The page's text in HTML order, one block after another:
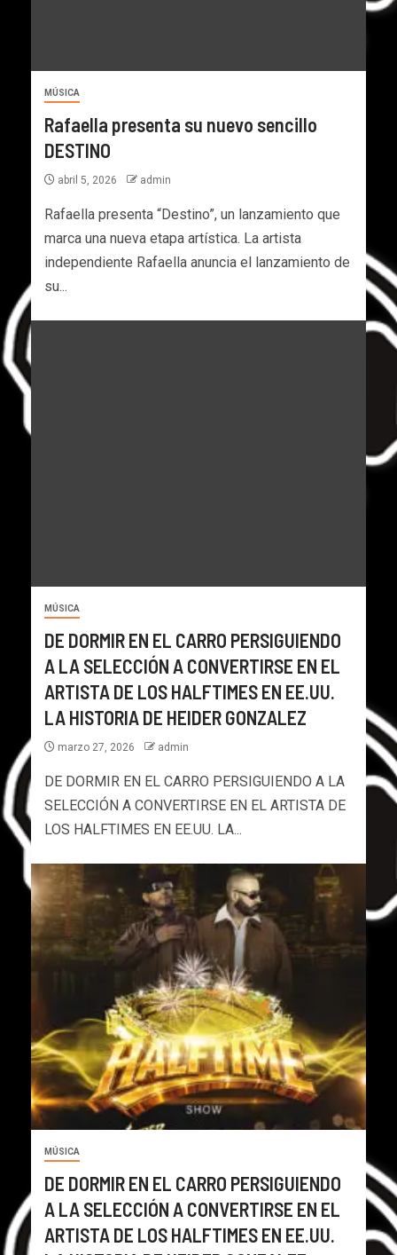
MÚSICA
Rafaella presenta su nuevo sencillo
DESTINO
abril 5, 2026 admin
Rafaella presenta “Destino”, un lanzamiento que
marca una nueva etapa artística. La artista
independiente Rafaella anuncia el lanzamiento de
su...
MÚSICA
DE DORMIR EN EL CARRO PERSIGUIENDO
A LA SELECCIÓN A CONVERTIRSE EN EL
ARTISTA DE LOS HALFTIMES EN EE.UU.
LA HISTORIA DE HEIDER GONZALEZ
marzo 27, 2026 admin
DE DORMIR EN EL CARRO PERSIGUIENDO A LA
SELECCIÓN A CONVERTIRSE EN EL ARTISTA DE
LOS HALFTIMES EN EE.UU. LA...
MÚSICA
DE DORMIR EN EL CARRO PERSIGUIENDO
A LA SELECCIÓN A CONVERTIRSE EN EL
ARTISTA DE LOS HALFTIMES EN EE.UU.